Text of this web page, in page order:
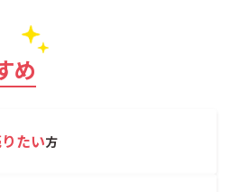
め
たい方